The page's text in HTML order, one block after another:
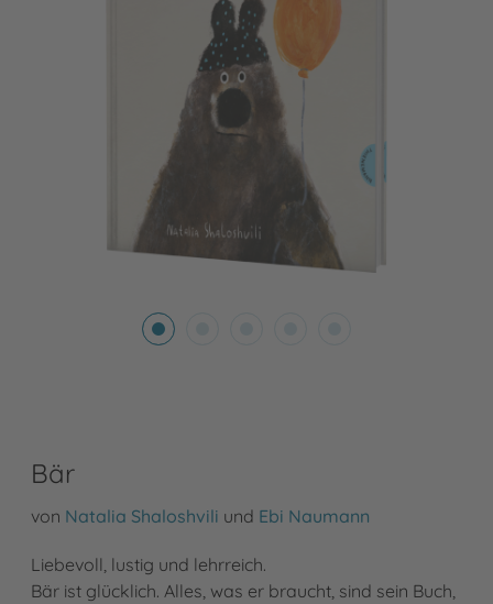
Bär
von Natalia Shaloshvili und Ebi Naumann
Liebevoll, lustig und lehrreich.
Bär ist glücklich. Alles, was er braucht, sind sein Buch,